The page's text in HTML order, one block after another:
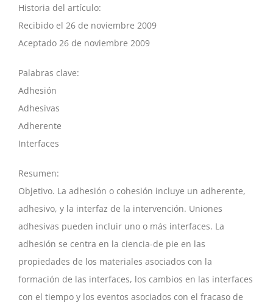
Historia del artículo:
Recibido el 26 de noviembre 2009
Aceptado 26 de noviembre 2009
Palabras clave:
Adhesión
Adhesivas
Adherente
Interfaces
Resumen:
Objetivo. La adhesión o cohesión incluye un adherente,
adhesivo, y la interfaz de la intervención. Uniones
adhesivas pueden incluir uno o más interfaces. La
adhesión se centra en la ciencia-de pie en las
propiedades de los materiales asociados con la
formación de las interfaces, los cambios en las interfaces
con el tiempo y los eventos asociados con el fracaso de